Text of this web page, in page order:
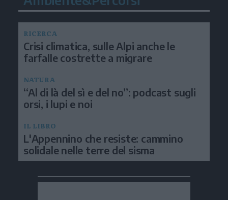
RICERCA
Crisi climatica, sulle Alpi anche le
farfalle costrette a migrare
NATURA
“Al di là del sì e del no”: podcast sugli
orsi, i lupi e noi
IL LIBRO
L'Appennino che resiste: cammino
solidale nelle terre del sisma